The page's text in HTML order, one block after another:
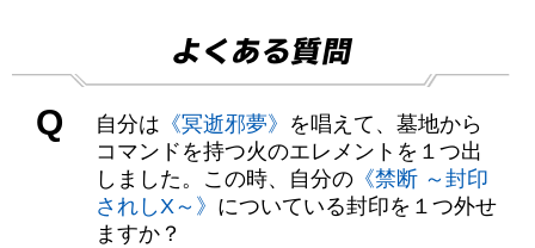
よくある質問
Q 自分は 《冥逝邪夢》 を唱えて、墓地から
コマンドを持つ火のエレメントを１つ出
しました。この時、自分の 《禁断 ～封印
されしX～》 についている封印を１つ外せ
ますか？